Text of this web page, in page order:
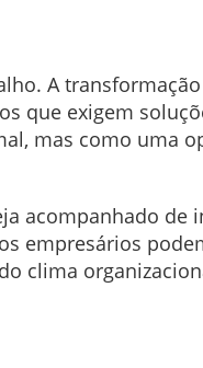
A
que exigem
mas como uma
acompanhado
empresários
clima